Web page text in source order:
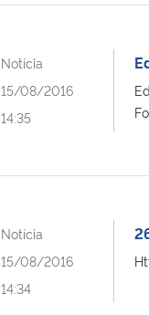
Notícia
15/08/2016
14:35
Notícia
15/08/2016
14:34